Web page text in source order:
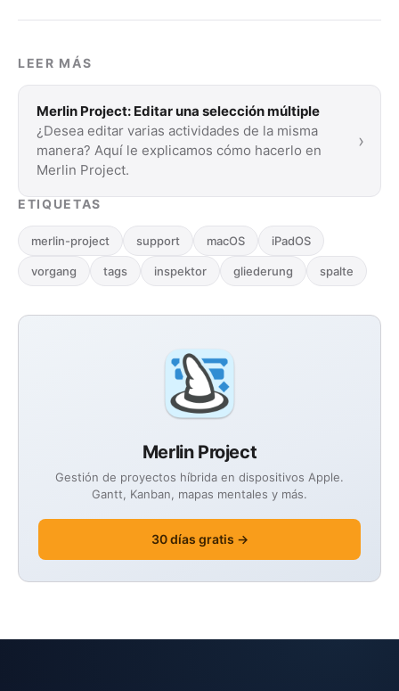
Merlin Project
Gestión de proyectos híbrida en dispositivos Apple.
Gantt, Kanban, mapas mentales y más.
30 días gratis →
LEER MÁS
Merlin Project: Editar una selección múltiple
¿Desea editar varias actividades de la misma
manera? Aquí le explicamos cómo hacerlo en
Merlin Project.
›
ETIQUETAS
merlin-project support macOS iPadOS
vorgang tags inspektor gliederung spalte